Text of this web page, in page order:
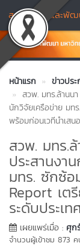
สถาบันวิจัยและพัฒ
หน้าแรก ข่าวปร
สวพ. มทร.ล้านน
นักวิจัยเครือข่าย มท
พร้อมก่อนเวทีนำเสน
สวพ. มทร.
ประสานงา
มทร. ซักซ้อ
Report เต
ระดับประเท
เผยแพร่เมื่อ : ศุก
จำนวนผู้เข้าชม 873 ค